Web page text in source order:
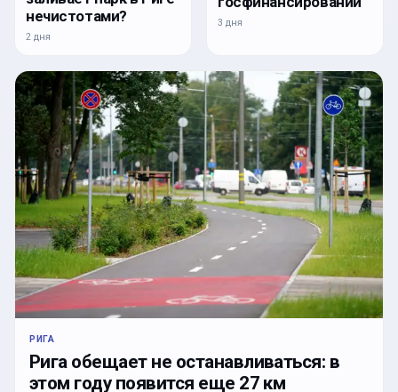
нечистотами?
2 дня
3 дня
РИГА
Рига обещает не останавливаться: в
этом году появится еще 27 км